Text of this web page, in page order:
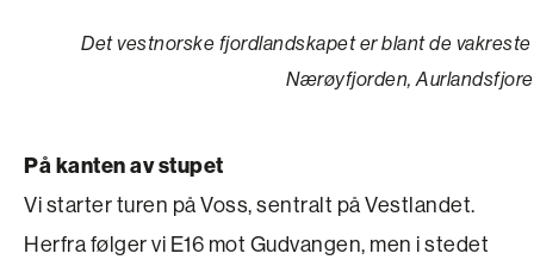
Det vestnorske fjordlandskapet er blant de
Nærøyfjorden,
På kanten av stupet
Vi starter turen på Voss, sentralt på Vestlandet.
Herfra følger vi E16 mot Gudvangen, men i stedet